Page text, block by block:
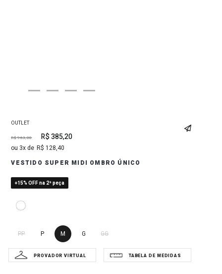
OUTLET
R$ 963,00 R$ 385,20
3 R$ 128,40
VESTIDO SUPER MIDI OMBRO ÚNICO
+15% OFF na 2ª peça
PP P M G GG